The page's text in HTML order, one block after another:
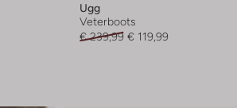
Ugg
Veterboots
€ 239,99 € 119,99